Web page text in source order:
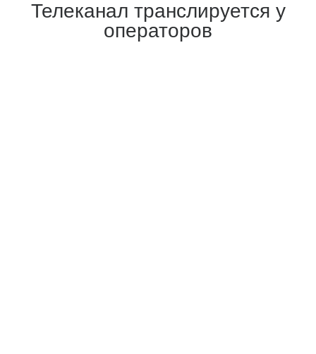
Телеканал транслируется у
операторов